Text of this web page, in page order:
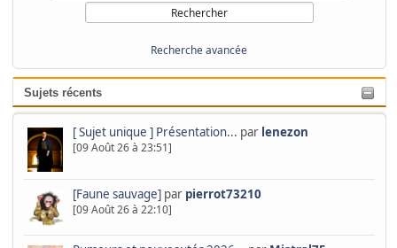
Recherche avancée
Sujets récents
[ Sujet unique ] Présentation... par lenezon
[09 Août 26 à 23:51]
[Faune sauvage] par pierrot73210
[09 Août 26 à 22:10]